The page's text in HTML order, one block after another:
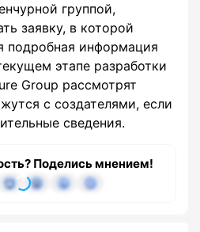
группой,
заявку, в которой
подробная информация
этапе разработки
Group рассмотрят
с создателями, если
сведения.
Поделись мнением!